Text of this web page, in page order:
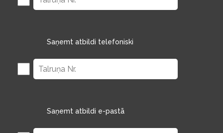
Saņemt atbildi telefoniski
Saņemt atbildi e-pastā